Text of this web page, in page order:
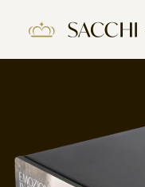
L’HISTOIRE
PRODUITS